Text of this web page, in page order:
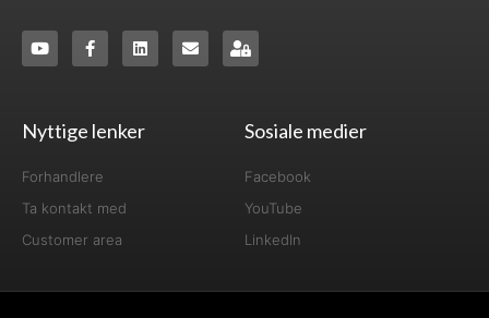
Nyttige lenker
Forhandlere
Ta kontakt med
Customer area
Sosiale medier
Facebook
YouTube
LinkedIn